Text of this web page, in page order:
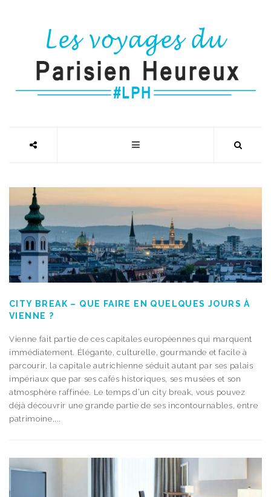
CITY BREAK – QUE FAIRE EN QUELQUES JOURS À
VIENNE ?
Vienne fait partie de ces capitales européennes qui marquent
immédiatement. Élégante, culturelle, gourmande et facile à
parcourir, la capitale autrichienne séduit autant par ses palais
impériaux que par ses cafés historiques, ses musées et son
atmosphère raffinée. Le temps d’un city break, vous pouvez
déjà découvrir une grande partie de ses incontournables, entre
patrimoine,...